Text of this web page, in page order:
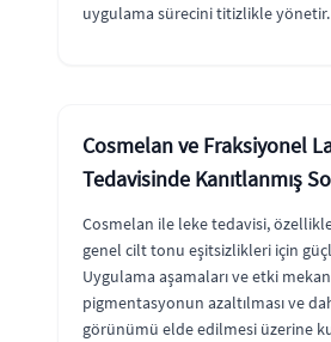
uygulama sürecini titizlikle yönetir.
Cosmelan ve Fraksiyonel
Tedavisinde Kanıtlanmış
Cosmelan ile leke tedavisi,
genel cilt tonu eşitsizlikleri için
Uygulama aşamaları ve etki
pigmentasyonun azaltılması ve
görünümü elde edilmesi üzerine